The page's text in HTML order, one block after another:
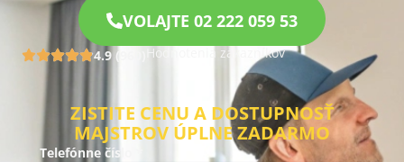
VOLAJTE 02 222 059 53
4.9 (960) Hodnotenia zákazníkov
ZISTITE CENU A DOSTUPNOSŤ
MAJSTROV ÚPLNE ZADARMO
Telefónne číslo *